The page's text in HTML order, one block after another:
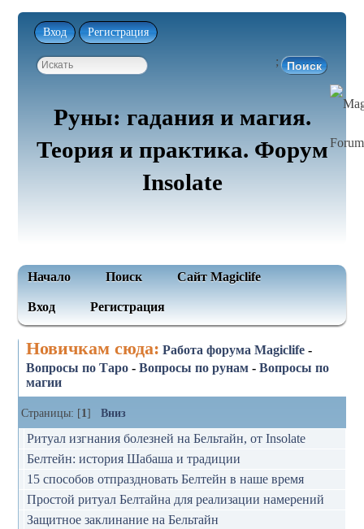
Вход Регистрация
;
Руны: гадания и магия.
Теория и практика. Форум
Insolate
Начало Поиск Сайт Magiclife
Вход Регистрация
Новичкам сюда: Работа форума Magiclife -
Вопросы по Таро -Вопросы по рунам -Вопросы по
магии
Страницы: [1]Вниз
Ритуал изгнания болезней на Бельтайн, от Insolate
Белтейн: история Шабаша и традиции
15 способов отпраздновать Белтейн в наше время
Простой ритуал Белтайна для реализации намерений
Защитное заклинание на Бельтайн